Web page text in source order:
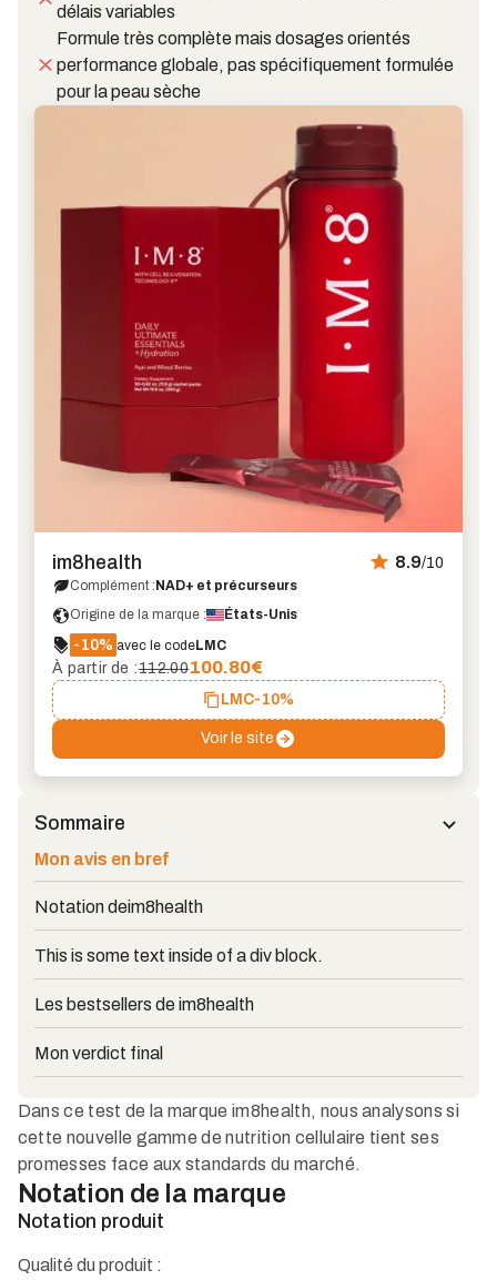
délais variables
Formule très complète mais dosages orientés
performance globale, pas spécifiquement formulée
pour la peau sèche
im8health 8.9/10
Complément : NAD+ et précurseurs
Origine de la marque :
États-Unis
-10% avec le codeLMC
À partir de :112.00100.80€
LMC-10%
Voir le site
Sommaire
Mon avis en bref
Notation deim8health
This is some text inside of a div block.
Les bestsellers de im8health
Mon verdict final
Dans ce test de la marque im8health, nous analysons si
cette nouvelle gamme de nutrition cellulaire tient ses
promesses face aux standards du marché.
Notation de la marque
Notation produit
Qualité du produit :